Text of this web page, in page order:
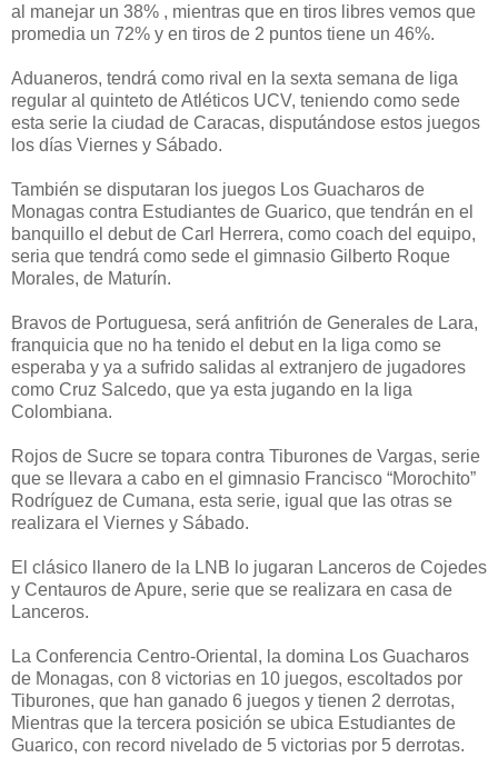
al manejar un 38% , mientras que en tiros libres vemos que
promedia un 72% y en tiros de 2 puntos tiene un 46%.
Aduaneros, tendrá como rival en la sexta semana de liga
regular al quinteto de Atléticos UCV, teniendo como sede
esta serie la ciudad de Caracas, disputándose estos juegos
los días Viernes y Sábado.
También se disputaran los juegos Los Guacharos de
Monagas contra Estudiantes de Guarico, que tendrán en el
banquillo el debut de Carl Herrera, como coach del equipo,
seria que tendrá como sede el gimnasio Gilberto Roque
Morales, de Maturín.
Bravos de Portuguesa, será anfitrión de Generales de Lara,
franquicia que no ha tenido el debut en la liga como se
esperaba y ya a sufrido salidas al extranjero de jugadores
como Cruz Salcedo, que ya esta jugando en la liga
Colombiana.
Rojos de Sucre se topara contra Tiburones de Vargas, serie
que se llevara a cabo en el gimnasio Francisco “Morochito”
Rodríguez de Cumana, esta serie, igual que las otras se
realizara el Viernes y Sábado.
El clásico llanero de la LNB lo jugaran Lanceros de Cojedes
y Centauros de Apure, serie que se realizara en casa de
Lanceros.
La Conferencia Centro-Oriental, la domina Los Guacharos
de Monagas, con 8 victorias en 10 juegos, escoltados por
Tiburones, que han ganado 6 juegos y tienen 2 derrotas,
Mientras que la tercera posición se ubica Estudiantes de
Guarico, con record nivelado de 5 victorias por 5 derrotas.